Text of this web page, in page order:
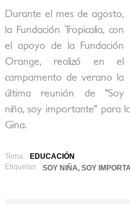
Durante el mes de agosto,
la Fundación Tropicalia, con
el apoyo de la Fundación
Orange, realizó en el
campamento de verano la
última reunión de "Soy
niña, soy importante" para
Gina.
Tema:
EDUCACIÓN
Etiquetas:
SOY NIÑA, SOY